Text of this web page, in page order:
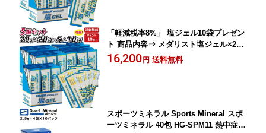
「軽減税率8%」 塩ジェル10袋プレゼン
ト 商品内容⇒ メダリスト塩ジェル×20
袋 ⇒ 5箱 MEDALIST メダリスト サー
ビス 「set」 即納
16,200 円 送料無料
スポーツミネラル Sports Mineral スポ
ーツミネラル 40包 HG-SPM11 熱中症